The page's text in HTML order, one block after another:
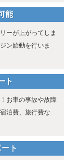
能
ーが上がってしま
ン始動を行いま
ト
お車の事故や故障
泊費、旅行費な
ト